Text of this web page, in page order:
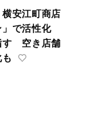
安江町商店
」で活性化
す 空き店舗